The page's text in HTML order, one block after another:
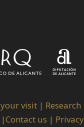
visit | Research
Contact us | Privacy